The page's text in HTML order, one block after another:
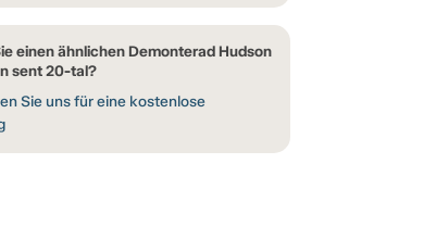
einen ähnlichen Demonterad Hudson
sent 20-tal?
Sie uns für eine kostenlose